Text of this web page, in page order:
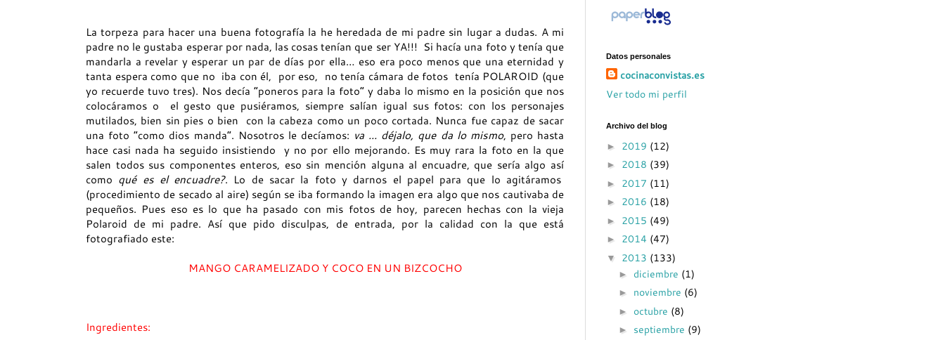
La torpeza para hacer una buena fotografía la he heredada de mi padre sin lugar a dudas. A mi
padre no le gustaba esperar por nada, las cosas tenían que ser YA!!! Si hacía una foto y tenía que
mandarla a revelar y esperar un par de días por ella… eso era poco menos que una eternidad y
tanta espera como que no iba con él, por eso, no tenía cámara de fotos tenía POLAROID (que
yo recuerde tuvo tres). Nos decía “poneros para la foto” y daba lo mismo en la posición que nos
colocáramos o el gesto que pusiéramos, siempre salían igual sus fotos: con los personajes
mutilados, bien sin pies o bien con la cabeza como un poco cortada. Nunca fue capaz de sacar
una foto “como dios manda”. Nosotros le decíamos: va ... déjalo, que da lo mismo, pero hasta
hace casi nada ha seguido insistiendo y no por ello mejorando. Es muy rara la foto en la que
salen todos sus componentes enteros, eso sin mención alguna al encuadre, que sería algo así
como qué es el encuadre?. Lo de sacar la foto y darnos el papel para que lo agitáramos
(procedimiento de secado al aire) según se iba formando la imagen era algo que nos cautivaba de
pequeños. Pues eso es lo que ha pasado con mis fotos de hoy, parecen hechas con la vieja
Polaroid de mi padre. Así que pido disculpas, de entrada, por la calidad con la que está
fotografiado este:
MANGO CARAMELIZADO Y COCO EN UN BIZCOCHO
Ingredientes:
Datos personales
cocinaconvistas.es
Ver todo mi perfil
Archivo del blog
► 2019 (12)
► 2018 (39)
► 2017 (11)
► 2016 (18)
► 2015 (49)
► 2014 (47)
▼ 2013 (133)
► diciembre (1)
► noviembre (6)
► octubre (8)
► septiembre (9)